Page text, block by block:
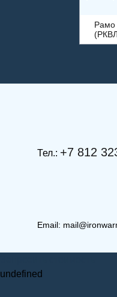
Рамо
(РКВ)
Тел.: +7 812
Email:
undefined